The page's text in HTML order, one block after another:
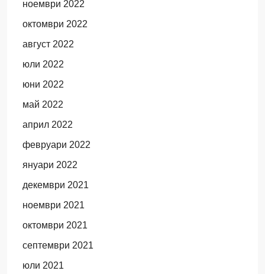
ноември 2022
октомври 2022
август 2022
юли 2022
юни 2022
май 2022
април 2022
февруари 2022
януари 2022
декември 2021
ноември 2021
октомври 2021
септември 2021
юли 2021